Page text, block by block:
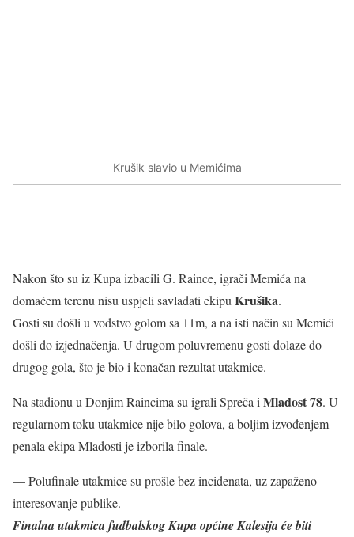
Krušik slavio u Memićima
Nakon što su iz Kupa izbacili G. Raince, igrači Memića na
domaćem terenu nisu uspjeli savladati ekipu Krušika.
Gosti su došli u vodstvo golom sa 11m, a na isti način su Memići
došli do izjednačenja. U drugom poluvremenu gosti dolaze do
drugog gola, što je bio i konačan rezultat utakmice.
Na stadionu u Donjim Raincima su igrali Spreča i Mladost 78. U
regularnom toku utakmice nije bilo golova, a boljim izvođenjem
penala ekipa Mladosti je izborila finale.
— Polufinale utakmice su prošle bez incidenata, uz zapaženo
interesovanje publike.
Finalna utakmica fudbalskog Kupa općine Kalesija će biti